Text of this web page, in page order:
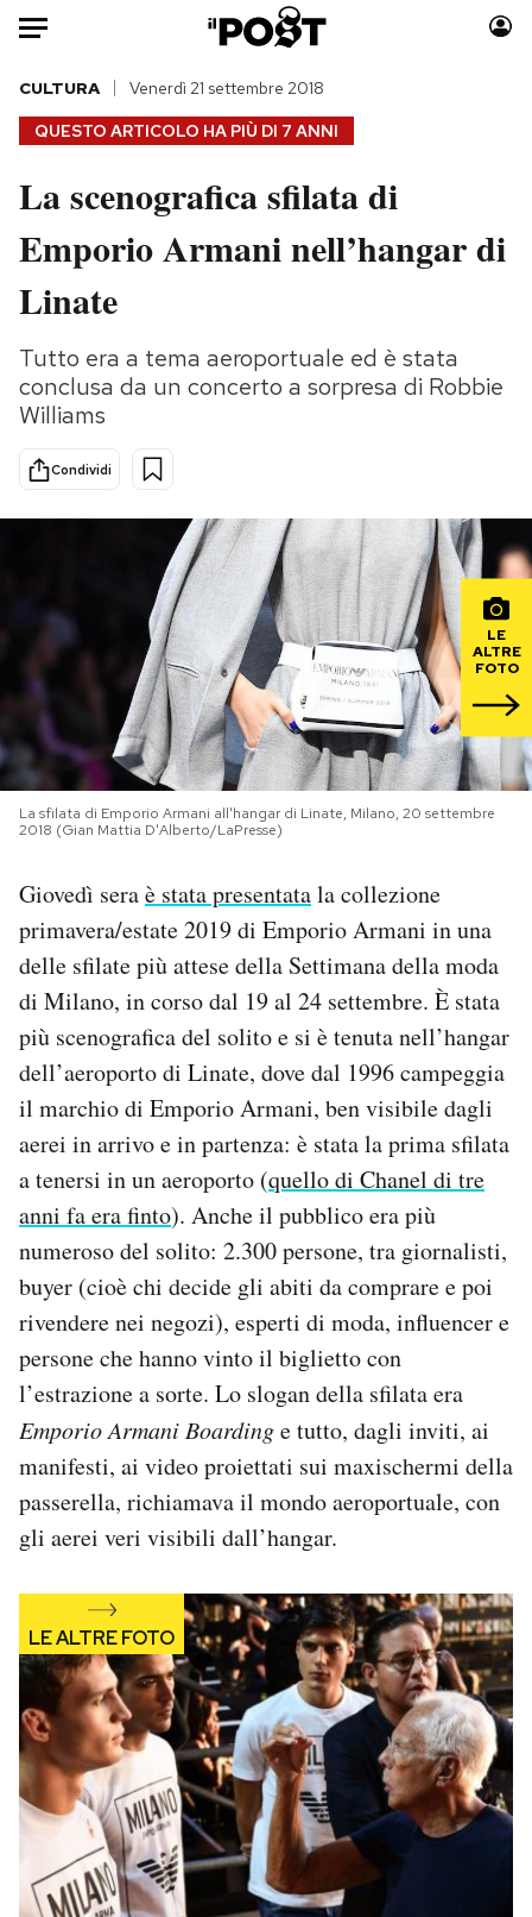
Auto
HOME
Italia
Politica
Tecnologia
Scienza
Sport
Moda
Consumismi
Media
Europa
NEWSLETTER
I MIEI PREFERITI
SHOP
CALENDARIO
AREA PERSONALE
Newsletter
Notifiche mobile
Regala il Post
Hai bisogno di aiuto?
Esci
QUESTO ARTICOLO HA PIÙ DI 7 ANNI
CULTURA Venerdì 21 settembre 2018
La scenografica sfilata di
Emporio Armani nell’hangar di
Linate
Tutto era a tema aeroportuale ed è stata
conclusa da un concerto a sorpresa di Robbie
Williams
Condividi
LE
ALTRE
FOTO
La sfilata di Emporio Armani all'hangar di Linate, Milano, 20 settembre
2018 (Gian Mattia D'Alberto/LaPresse)
Giovedì seraè stata presentatala collezione
primavera/estate 2019 di Emporio Armani in una
delle sfilate più attese della Settimana della moda
di Milano, in corso dal 19 al 24 settembre. È stata
più scenografica del solito e si è tenuta nell’hangar
dell’aeroporto di Linate, dove dal 1996 campeggia
il marchio di Emporio Armani, ben visibile dagli
aerei in arrivo e in partenza: è stata la prima sfilata
a tenersi in un aeroporto (quello di Chanel di tre
anni fa era finto). Anche il pubblico era più
numeroso del solito: 2.300 persone, tra giornalisti,
buyer (cioè chi decide gli abiti da comprare e poi
rivendere nei negozi), esperti di moda, influencer e
persone che hanno vinto il biglietto con
l’estrazione a sorte. Lo slogan della sfilata era
Emporio Armani Boardinge tutto, dagli inviti, ai
manifesti, ai video proiettati sui maxischermi della
passerella, richiamava il mondo aeroportuale, con
gli aerei veri visibili dall’hangar.